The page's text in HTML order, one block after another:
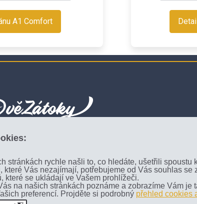
stránkách rychle našli to, co hledáte, ušetřili spoustu
které Vás nezajímají, potřebujeme od Vás souhlas se
které se ukládají ve Vašem prohlížeči.
na našich stránkách poznáme a zobrazíme Vám je
preferencí. Projděte si podrobný přehled cookies
A1 Comfort
26 Kovářov
facebook
733 624 222